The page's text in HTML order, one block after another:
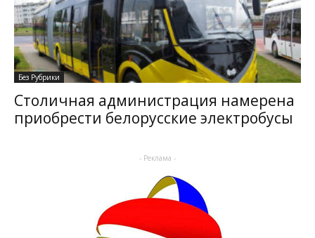
Без Рубрики
Столичная администрация намерена
приобрести белорусские электробусы
- Реклама -